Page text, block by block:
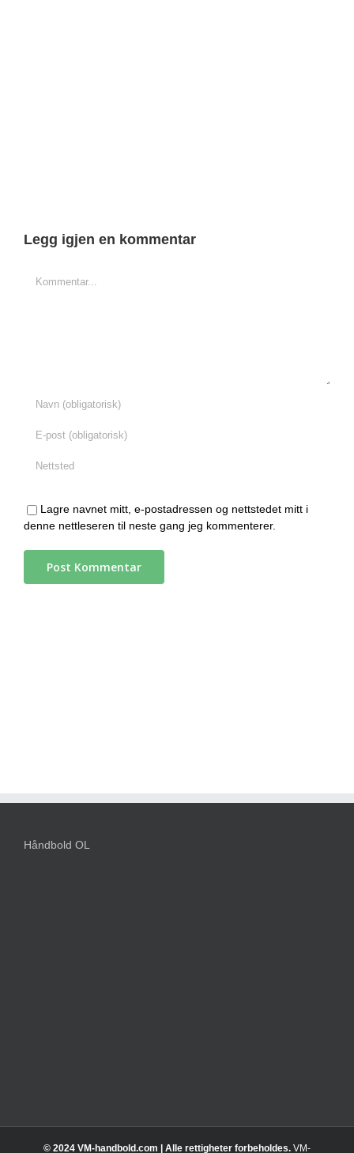
Legg igjen en kommentar
Lagre navnet mitt, e-postadressen og nettstedet mitt i
denne nettleseren til neste gang jeg kommenterer.
Håndbold OL
© 2024 VM-handbold.com | Alle rettigheter forbeholdes. VM-